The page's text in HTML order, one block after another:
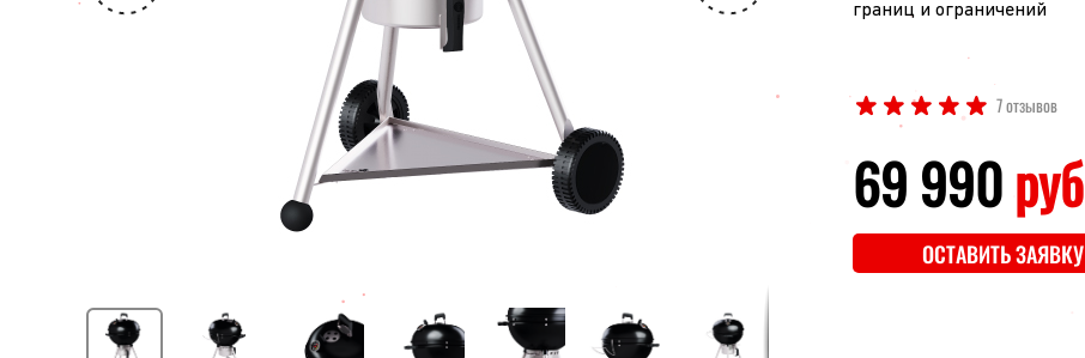
границ и ограничений
7 отзывов
69 990руб
ОСТАВИТЬ ЗАЯВКУ